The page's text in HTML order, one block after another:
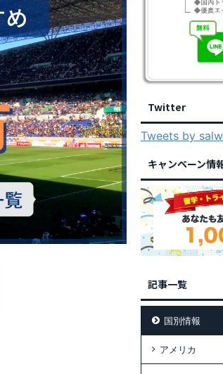
Twitter
Tweets by
キャンペーン情
記事一覧
国別情報
アメリカ